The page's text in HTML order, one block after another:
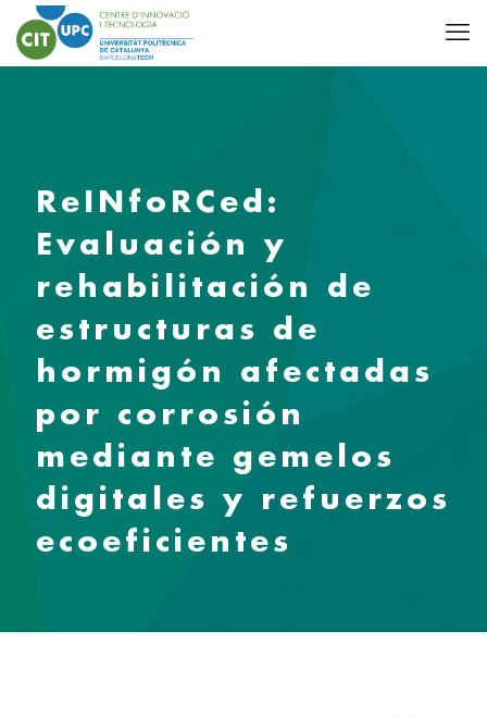
ReINfoRCed:
Evaluación y
rehabilitación de
estructuras de
hormigón afectadas
por corrosión
mediante gemelos
digitales y refuerzos
ecoeficientes